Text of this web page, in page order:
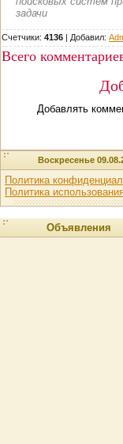
задачи
Счетчики: 4136 | Добавил:
Всего
Добавлять
Воскресенье
Политика
Политика
Объявления